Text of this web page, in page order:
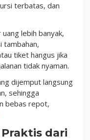
terbatas, dan
lebih banyak,
tambahan,
tiket hangus jika
tidak nyaman.
dijemput langsung
sehingga
bebas repot,
dari